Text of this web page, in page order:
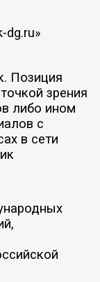
dg.ru»
Позиция
зрения
либо ином
с
в сети